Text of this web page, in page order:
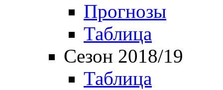
Прогнозы
Таблица
Сезон 2018/19
Таблица